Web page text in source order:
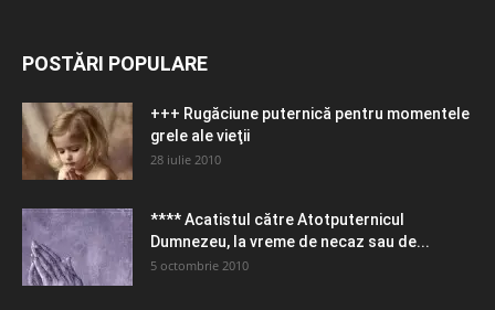
POSTĂRI POPULARE
+++ Rugăciune puternică pentru momentele
grele ale vieţii
28 iulie 2010
**** Acatistul către Atotputernicul
Dumnezeu, la vreme de necaz sau de...
5 octombrie 2010